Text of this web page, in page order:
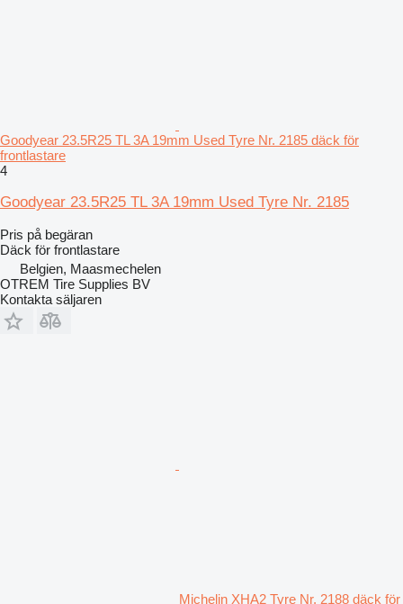
Goodyear 23.5R25 TL 3A 19mm Used Tyre Nr. 2185 däck för
frontlastare
4
Goodyear 23.5R25 TL 3A 19mm Used Tyre Nr. 2185
Pris på begäran
Däck för frontlastare
Belgien, Maasmechelen
OTREM Tire Supplies BV
Kontakta säljaren
Michelin XHA2 Tyre Nr. 2188 däck för